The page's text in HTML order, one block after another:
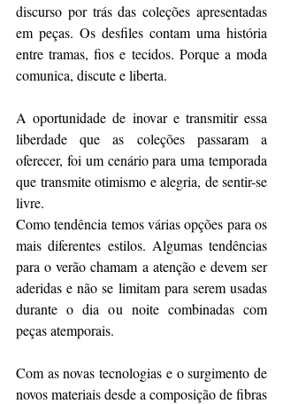
discurso por trás das coleções apresentadas
em peças. Os desfiles contam uma história
entre tramas, fios e tecidos. Porque a moda
comunica, discute e liberta.
A oportunidade de inovar e transmitir essa
liberdade que as coleções passaram a
oferecer, foi um cenário para uma temporada
que transmite otimismo e alegria, de sentir-se
livre.
Como tendência temos várias opções para os
mais diferentes estilos. Algumas tendências
para o verão chamam a atenção e devem ser
aderidas e não se limitam para serem usadas
durante o dia ou noite combinadas com
peças atemporais.
Com as novas tecnologias e o surgimento de
novos materiais desde a composição de fibras